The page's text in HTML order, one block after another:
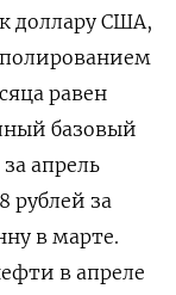
доллару США,
равен
базовый
апрель
рублей за
в марте.
в апреле